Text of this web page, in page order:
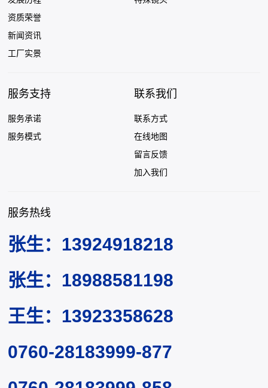
资质荣誉
新闻资讯
工厂实景
服务支持
服务承诺
服务模式
联系我们
联系方式
在线地图
留言反馈
加入我们
服务热线
张生：13924918218
张生：18988581198
王生：13923358628
0760-28183999-877